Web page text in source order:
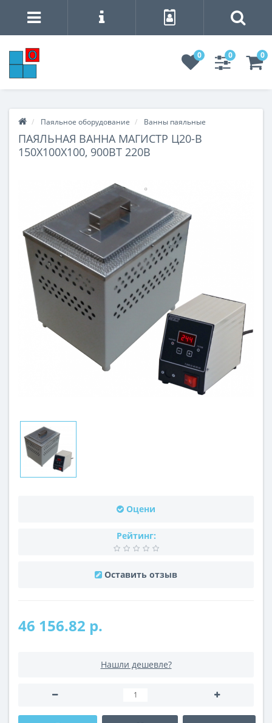
0 0 0
Паяльное оборудование Ванны паяльные
ПАЯЛЬНАЯ ВАННА МАГИСТР Ц20-В
150X100X100, 900ВТ 220В
Оцени
Рейтинг:
Оставить отзыв
46 156.82 р.
Нашли дешевле?